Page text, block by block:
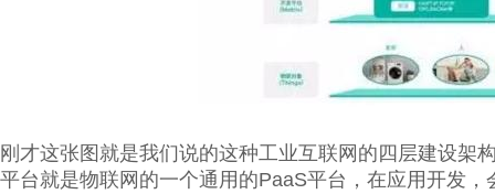
刚才这张图就是我们说的这种工业互联网的四层建设架
平台就是物联网的一个通用的PaaS平台，在应用开发